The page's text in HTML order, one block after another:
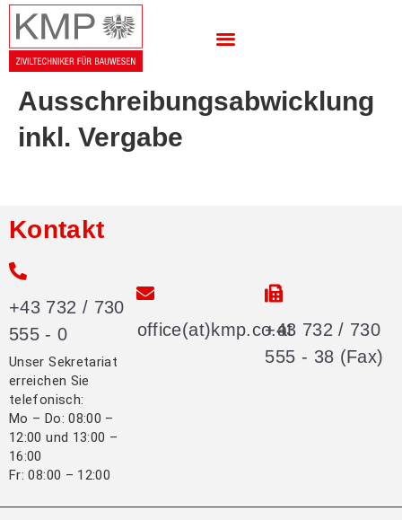
Ausschreibungsabwicklung
inkl. Vergabe
Kontakt
+43 732 / 730
555 - 0
Unser Sekretariat
erreichen Sie
telefonisch:
Mo – Do: 08:00 –
12:00 und 13:00 –
16:00
Fr: 08:00 – 12:00
office(at)kmp.co.at+43 732 / 730
555 - 38 (Fax)